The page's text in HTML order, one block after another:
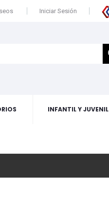
Iniciar Sesión
INFANTIL Y JUVENIL